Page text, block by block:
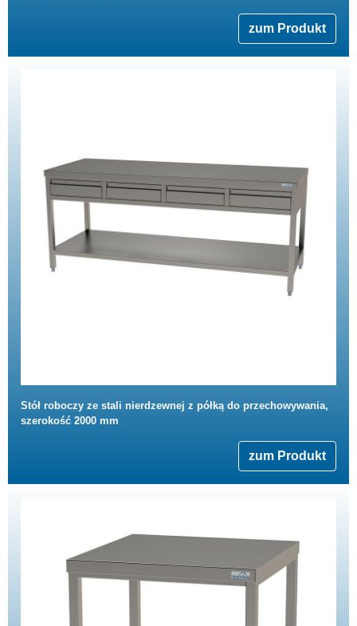
zum Produkt
Stół roboczy ze stali nierdzewnej z półką do przechowywania,
szerokość 2000 mm
zum Produkt